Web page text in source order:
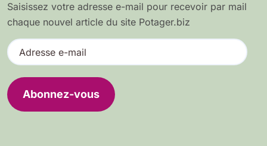
Saisissez votre adresse e-mail pour recevoir par mail
chaque nouvel article du site Potager.biz
A
d
e
s
Abonnez-vous